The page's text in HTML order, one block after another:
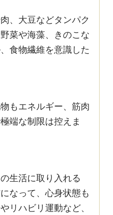
、大豆などタンパク
菜や海藻、きのこな
食物繊維を意識した
もエネルギー、筋肉
端な制限は控えま
生活に取り入れる
なって、心身状態も
リハビリ運動など、